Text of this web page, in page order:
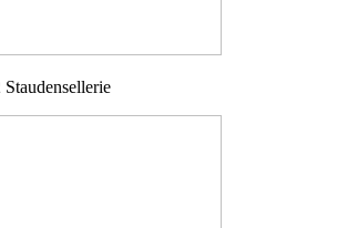
Staudensellerie